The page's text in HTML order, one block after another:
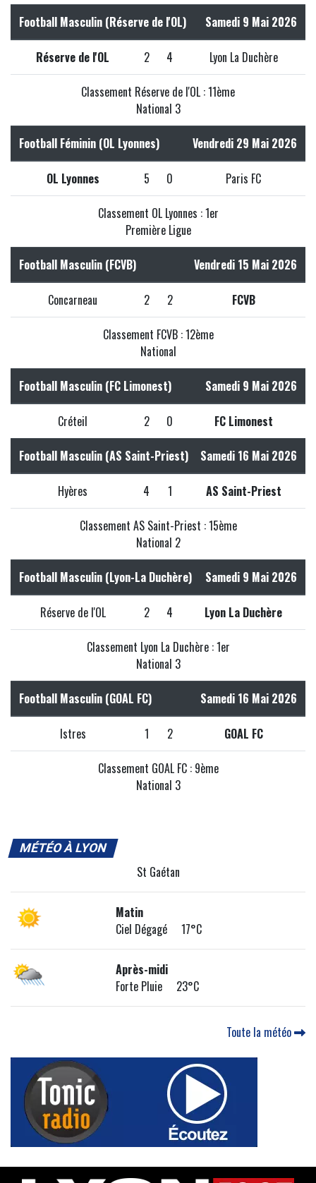
Football Masculin (Réserve de l'OL) Samedi 9 Mai 2026
Réserve de l'OL 2 4 Lyon La Duchère
Classement Réserve de l'OL : 11ème
National 3
Football Féminin (OL Lyonnes) Vendredi 29 Mai 2026
OL Lyonnes 5 0 Paris FC
Classement OL Lyonnes : 1er
Première Ligue
Football Masculin (FCVB) Vendredi 15 Mai 2026
Concarneau 2 2 FCVB
Classement FCVB : 12ème
National
Football Masculin (FC Limonest) Samedi 9 Mai 2026
Créteil 2 0 FC Limonest
Football Masculin (AS Saint-Priest) Samedi 16 Mai 2026
Hyères 4 1 AS Saint-Priest
Classement AS Saint-Priest : 15ème
National 2
Football Masculin (Lyon-La Duchère) Samedi 9 Mai 2026
Réserve de l'OL 2 4 Lyon La Duchère
Classement Lyon La Duchère : 1er
National 3
Football Masculin (GOAL FC) Samedi 16 Mai 2026
Istres 1 2 GOAL FC
Classement GOAL FC : 9ème
National 3
MÉTÉO À LYON
St Gaétan
Matin
Ciel Dégagé 17°C
Après-midi
Forte Pluie 23°C
Toute la météo